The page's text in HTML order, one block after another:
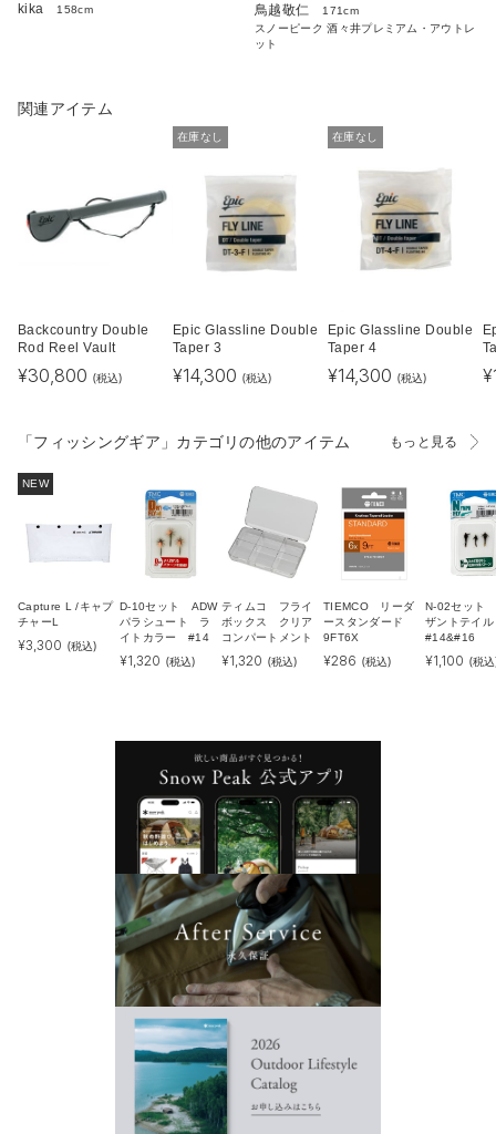
kika 158cm 鳥越敬仁
171cm
スノーピーク 酒々井プレミアム・アウトレ
ット
関連アイテム
Backcountry Double
Rod Reel Vault
¥30,800 (税込)
在庫なし
Epic Glassline Double
Taper 3
¥14,300 (税込)
在庫なし
Epic Glassline Double
Taper 4
¥14,300 (税込) ¥
「フィッシングギア」カテゴリの他のアイテム もっと見る
NEW
Capture L /キャプ
チャーL
¥3,300 (税込)
D-10セット ADW
パラシュート ラ
イトカラー #14
¥1,320 (税込)
ティムコ フライ
ボックス クリア
コンパートメント
¥1,320 (税込)
TIEMCO リーダ
ースタンダード
9FT6X
¥286 (税込)
N-02セット
ザントテイ
#14&#16
¥1,100 (税